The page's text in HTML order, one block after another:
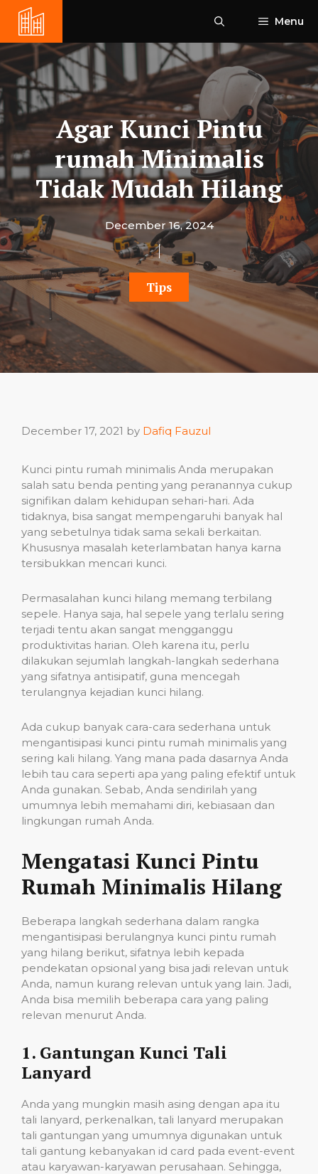
content
Menu
Agar Kunci Pintu
rumah Minimalis
Tidak Mudah Hilang
December 16, 2024
Tips
December 17, 2021 by Dafiq Fauzul
Kunci pintu rumah minimalis Anda merupakan
salah satu benda penting yang peranannya cukup
signifikan dalam kehidupan sehari-hari. Ada
tidaknya, bisa sangat mempengaruhi banyak hal
yang sebetulnya tidak sama sekali berkaitan.
Khususnya masalah keterlambatan hanya karna
tersibukkan mencari kunci.
Permasalahan kunci hilang memang terbilang
sepele. Hanya saja, hal sepele yang terlalu sering
terjadi tentu akan sangat mengganggu
produktivitas harian. Oleh karena itu, perlu
dilakukan sejumlah langkah-langkah sederhana
yang sifatnya antisipatif, guna mencegah
terulangnya kejadian kunci hilang.
Ada cukup banyak cara-cara sederhana untuk
mengantisipasi kunci pintu rumah minimalis yang
sering kali hilang. Yang mana pada dasarnya Anda
lebih tau cara seperti apa yang paling efektif untuk
Anda gunakan. Sebab, Anda sendirilah yang
umumnya lebih memahami diri, kebiasaan dan
lingkungan rumah Anda.
Mengatasi Kunci Pintu
Rumah Minimalis Hilang
Beberapa langkah sederhana dalam rangka
mengantisipasi berulangnya kunci pintu rumah
yang hilang berikut, sifatnya lebih kepada
pendekatan opsional yang bisa jadi relevan untuk
Anda, namun kurang relevan untuk yang lain. Jadi,
Anda bisa memilih beberapa cara yang paling
relevan menurut Anda.
1. Gantungan Kunci Tali
Lanyard
Anda yang mungkin masih asing dengan apa itu
tali lanyard, perkenalkan, tali lanyard merupakan
tali gantungan yang umumnya digunakan untuk
tali gantung kebanyakan id card pada event-event
atau karyawan-karyawan perusahaan. Sehingga,